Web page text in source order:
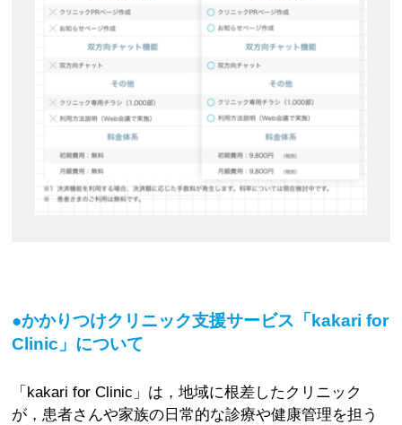
●かかりつけクリニック支援サービス「kakari for
Clinic」について
「kakari for Clinic」は，地域に根差したクリニック
が，患者さんや家族の日常的な診療や健康管理を担う